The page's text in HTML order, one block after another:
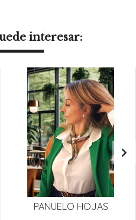
interesar:
PAÑUELO HOJAS